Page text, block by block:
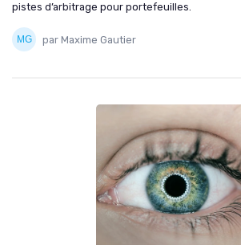
pistes d’arbitrage pour portefeuilles.
par Maxime Gautier